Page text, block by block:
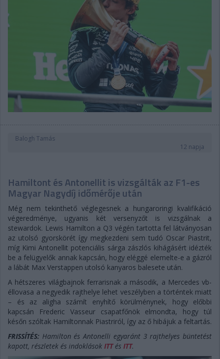
Balogh Tamás
12 napja
Hamiltont és Antonellit is vizsgálták az F1-es
Magyar Nagydíj időmérője után
Még nem tekinthető véglegesnek a hungaroringi kvalifikáció
végeredménye, ugyanis két versenyzőt is vizsgálnak a
stewardok. Lewis Hamilton a Q3 végén tartotta fel látványosan
az utolsó gyorskörét így megkezdeni sem tudó Oscar Piastrit,
míg Kimi Antonellit potenciális sárga zászlós kihágásért idézték
be a felügyelők annak kapcsán, hogy eléggé elemelte-e a gázról
a lábát Max Verstappen utolsó kanyaros balesete után.
A hétszeres világbajnok ferrarisnak a második, a Mercedes vb-
éllovasa a negyedik rajthelye lehet veszélyben a történtek miatt
– és az aligha számít enyhítő körülménynek, hogy előbbi
kapcsán Frederic Vasseur csapatfőnök elmondta, hogy túl
későn szóltak Hamiltonnak Piastriról, így az ő hibájuk a feltartás.
FRISSÍTÉS: Hamilton és Antonelli egyaránt 3 rajthelyes büntetést
kapott, részletek és indoklások ITTés ITT.